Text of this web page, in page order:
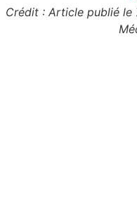
Crédit : Article publié